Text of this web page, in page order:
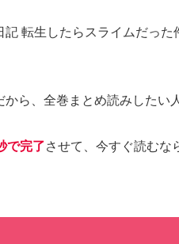
記 転生したらスライムだっ
から、全巻まとめ読みしたい
で完了させて、今すぐ読むな